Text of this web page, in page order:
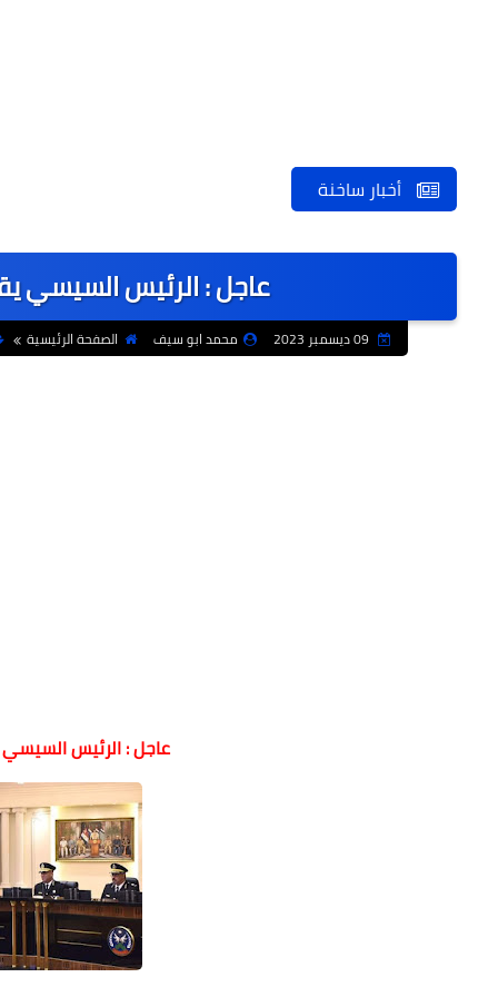
أخبار ساخنة
عاجل : الرئيس السيسي
محمد ابو سيف الصفحة الرئيسية
عاجل : الرئيس السيسي